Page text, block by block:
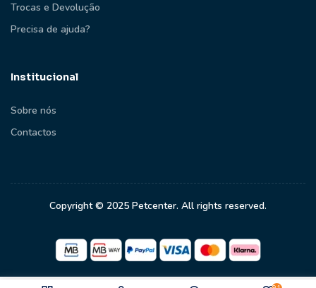
Trocas e Devolução
Precisa de ajuda?
Institucional
Sobre nós
Contactos
Copyright © 2025 Petcenter. All rights reserved.